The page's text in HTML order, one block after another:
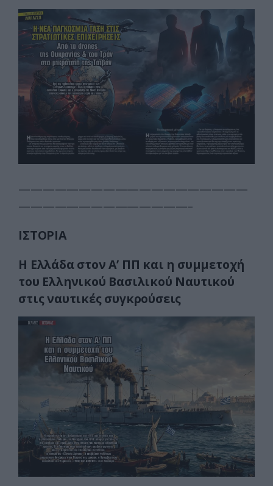
———————————————————
——————————————–
ΙΣΤΟΡΙΑ
Η Ελλάδα στον Α’ ΠΠ και η συμμετοχή
του Ελληνικού Βασιλικού Ναυτικού
στις ναυτικές συγκρούσεις